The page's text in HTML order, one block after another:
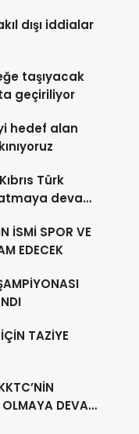
dışı iddialar
taşıyacak
geçiriliyor
hedef alan
Türk
devam
İSMİ SPOR VE
EDECEK
TAZİYE
DEVAM